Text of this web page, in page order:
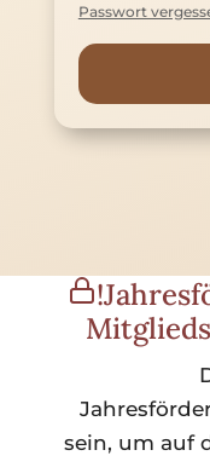
Passwort
sein, um auf